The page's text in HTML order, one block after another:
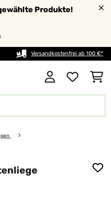
Produkte!
Versandkostenfrei ab 100 €*